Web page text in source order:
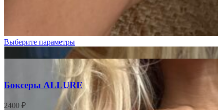
Выберите параметры
Боксеры ALLURE
2400 ₽